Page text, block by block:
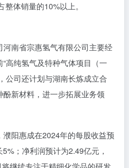
体销量的10%以上。
南省宗惠氢气有限公司主要经
高纯氢气及特种气体项目（一
公司还计划与湖南长炼成立合
新材料，进一步拓展业务领
阳惠成在2024年的每股收益预
；净利润预计为2.49亿元，